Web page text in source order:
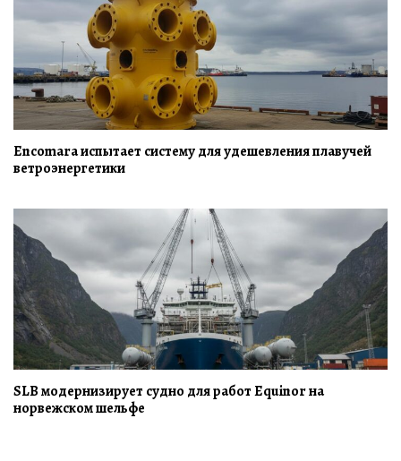
Encomara испытает систему для удешевления плавучей
ветроэнергетики
SLB модернизирует судно для работ Equinor на
норвежском шельфе